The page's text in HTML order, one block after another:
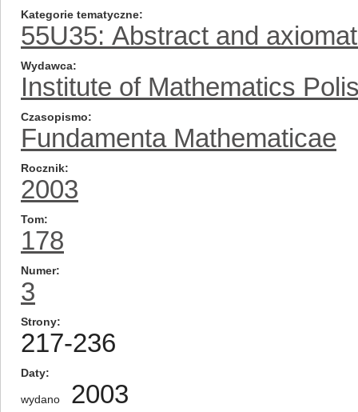
Kategorie tematyczne
55U35: Abstract and
Wydawca
Institute of Mathematics
Czasopismo
Fundamenta Mathematicae
Rocznik
2003
Tom
178
Numer
3
Strony
217-236
Daty
wydano 2003